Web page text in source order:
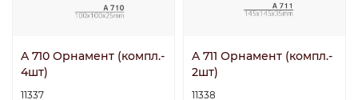
A 710 Орнамент (компл.-
4шт)
11337
A 711 Орнамент (компл.-
2шт)
11338